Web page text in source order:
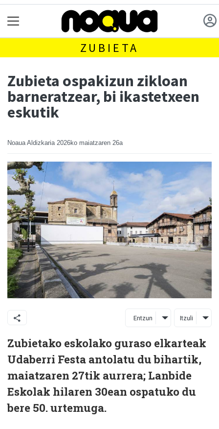
ZUBIETA
Zubieta ospakizun zikloan
barneratzear, bi ikastetxeen
eskutik
Noaua Aldizkaria 2026ko maiatzaren 26a
Entzun Itzuli
Zubietako eskolako guraso elkarteak
Udaberri Festa antolatu du bihartik,
maiatzaren 27tik aurrera; Lanbide
Eskolak hilaren 30ean ospatuko du
bere 50. urtemuga.